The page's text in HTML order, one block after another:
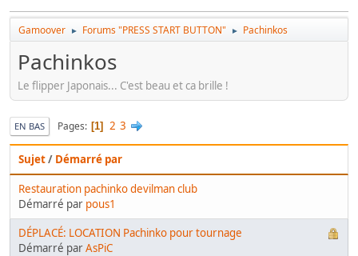
Gamoover ► Forums "PRESS START BUTTON" ► Pachinkos
Pachinkos
Le flipper Japonais... C'est beau et ca brille !
EN BAS Pages 1 2 3
Sujet/ Démarré par
Restauration pachinko devilman club
Démarré par pous1
DÉPLACÉ: LOCATION Pachinko pour tournage
Démarré parAsPiC